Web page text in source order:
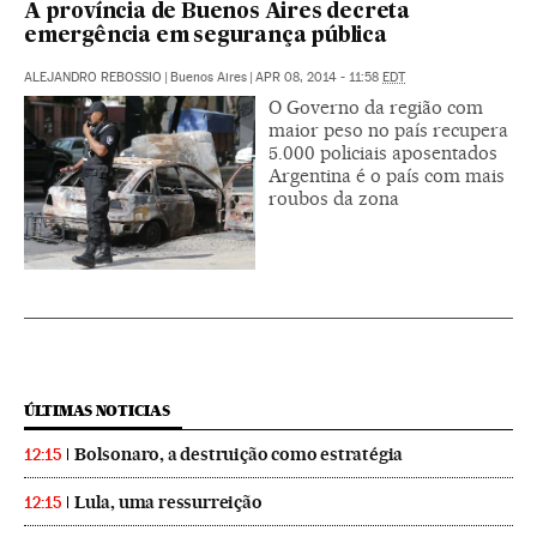
A província de Buenos Aires decreta
emergência em segurança pública
ALEJANDRO REBOSSIO | Buenos Aires | APR 08, 2014 - 11:58 EDT
O Governo da região com
maior peso no país recupera
5.000 policiais aposentados
Argentina é o país com mais
roubos da zona
ÚLTIMAS NOTICIAS
12:15 Bolsonaro, a destruição como estratégia
12:15 Lula, uma ressurreição